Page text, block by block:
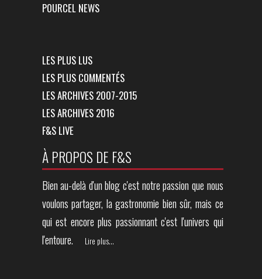
POURCEL NEWS
LES PLUS LUS
LES PLUS COMMENTÉS
LES ARCHIVES 2007-2015
LES ARCHIVES 2016
F&S LIVE
À PROPOS DE F&S
Bien au-delà d'un blog c'est notre passion que nous
voulons partager, la gastronomie bien sûr, mais ce
qui est encore plus passionnant c'est l'univers qui
l'entoure.
Lire plus...